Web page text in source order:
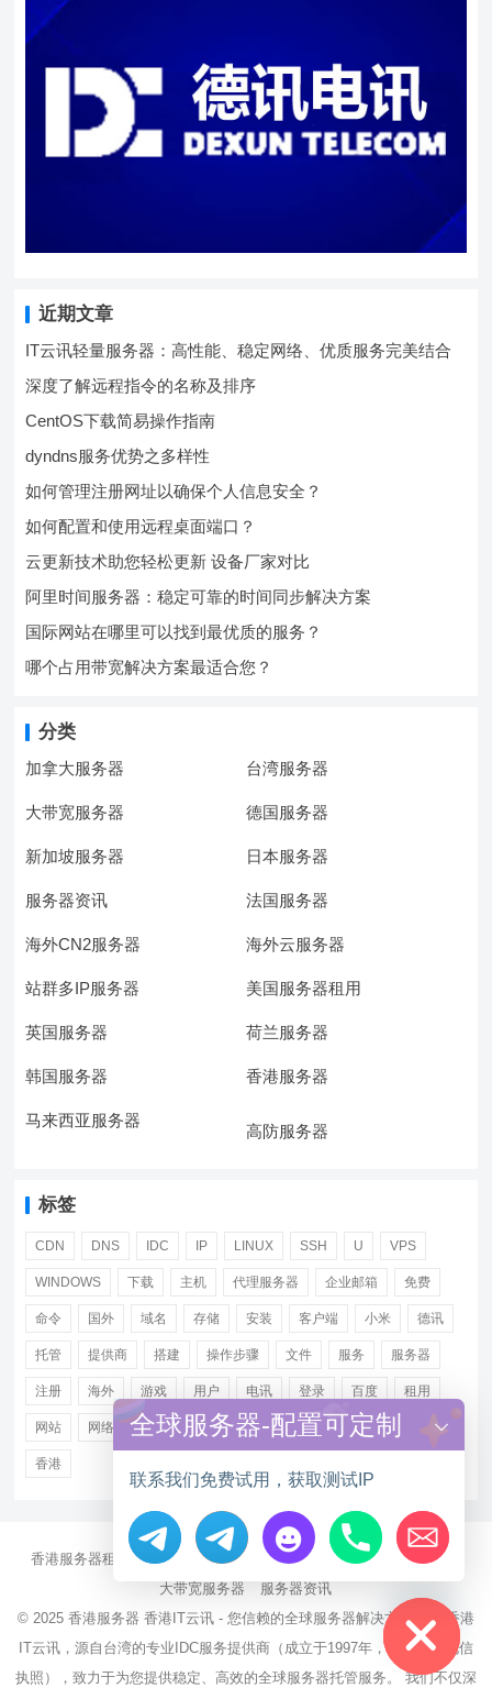
近期文章
IT云讯轻量服务器：高性能、稳定网络、优质服务完美结合
深度了解远程指令的名称及排序
CentOS下载简易操作指南
dyndns服务优势之多样性
如何管理注册网址以确保个人信息安全？
如何配置和使用远程桌面端口？
云更新技术助您轻松更新 设备厂家对比
阿里时间服务器：稳定可靠的时间同步解决方案
国际网站在哪里可以找到最优质的服务？
哪个占用带宽解决方案最适合您？
分类
加拿大服务器 台湾服务器
大带宽服务器 德国服务器
新加坡服务器 日本服务器
服务器资讯 法国服务器
海外CN2服务器 海外云服务器
站群多IP服务器 美国服务器租用
英国服务器 荷兰服务器
韩国服务器 香港服务器
马来西亚服务器
高防服务器
标签
CDN DNS IDC IP LINUX SSH U VPS
WINDOWS 下载 主机 代理服务器 企业邮箱 免费
命令 国外 域名 存储 安装 客户端 小米 德讯
托管 提供商 搭建 操作步骤 文件 服务 服务器
注册 海外 游戏 用户 电讯 登录 百度 租用
网站 网络 腾讯 虚拟主机 证书 配置 阿里
香港
香港服务器租用 海外CN2服务器 站群多IP服务器
海外云服务器
大带宽服务器
服务器资讯
© 2025 香港服务器 香港IT云讯 - 您信赖的全球服务器解决方案伙伴 香港
IT云讯，源自台湾的专业IDC服务提供商（成立于1997年，持有NCC电信
执照），致力于为您提供稳定、高效的全球服务器托管服务。 我们不仅深
Hide chaty
全球服务器-配置可定制
联系我们免费试用，获取测试IP